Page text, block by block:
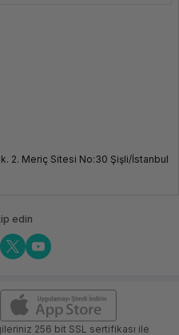
2. Meriç Sitesi No:30 Şişli/İstanbul
edin
256 bit SSL sertifikası ile